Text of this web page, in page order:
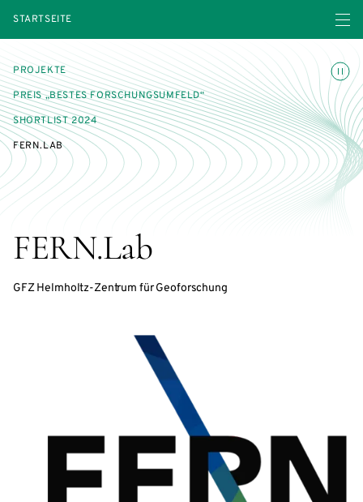
STARTSEITE Menü
PROJEKTE
PREIS „BESTES FORSCHUNGSUMFELD“
SHORTLIST 2024
FERN.LAB
FERN.Lab
GFZ Helmholtz-Zentrum für Geoforschung